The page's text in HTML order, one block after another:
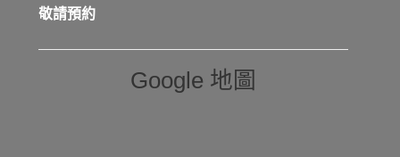
敬請預約
Google 地圖